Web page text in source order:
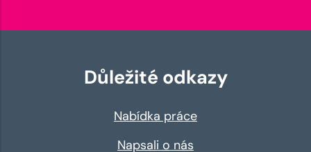
Důležité odkazy
Nabídka práce
Napsali o nás